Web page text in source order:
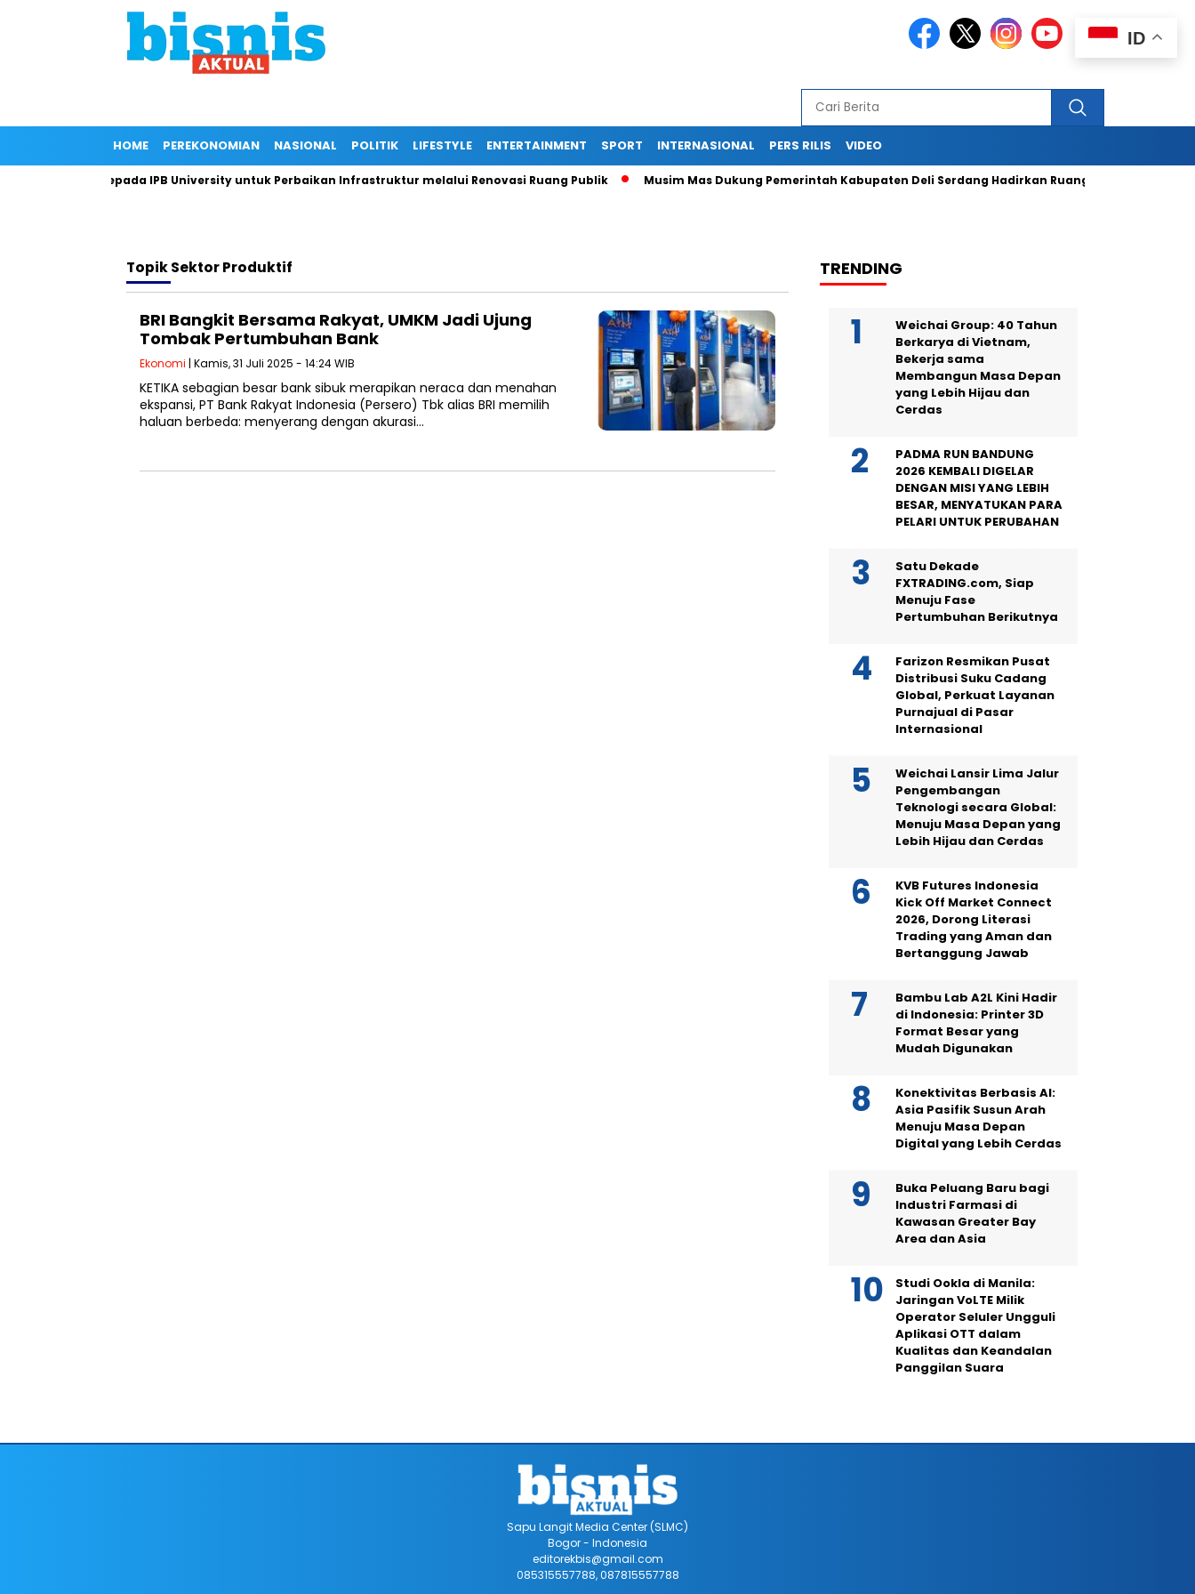
HOME PEREKONOMIAN NASIONAL POLITIK LIFESTYLE ENTERTAINMENT SPORT INTERNASIONAL PERS RILIS VIDEO
Dukungan Kepada IPB University untuk Perbaikan Infrastruktur melalui Renovasi Ruang Publik Musim Mas Dukung Pemerintah Kabupaten Deli Serdang Hadirkan Ruang Publik Bersama
TopikSektor Produktif
BRI Bangkit Bersama Rakyat, UMKM Jadi Ujung
Tombak Pertumbuhan Bank
Ekonomi | Kamis, 31 Juli 2025 - 14:24 WIB
KETIKA sebagian besar bank sibuk merapikan neraca dan menahan
ekspansi, PT Bank Rakyat Indonesia (Persero) Tbk alias BRI memilih
haluan berbeda: menyerang dengan akurasi…
TRENDING
Weichai Group: 40 Tahun
Berkarya di Vietnam,
Bekerja sama
Membangun Masa Depan
yang Lebih Hijau dan
Cerdas
PADMA RUN BANDUNG
2026 KEMBALI DIGELAR
DENGAN MISI YANG LEBIH
BESAR, MENYATUKAN PARA
PELARI UNTUK PERUBAHAN
Satu Dekade
FXTRADING.com, Siap
Menuju Fase
Pertumbuhan Berikutnya
Farizon Resmikan Pusat
Distribusi Suku Cadang
Global, Perkuat Layanan
Purnajual di Pasar
Internasional
Weichai Lansir Lima Jalur
Pengembangan
Teknologi secara Global:
Menuju Masa Depan yang
Lebih Hijau dan Cerdas
KVB Futures Indonesia
Kick Off Market Connect
2026, Dorong Literasi
Trading yang Aman dan
Bertanggung Jawab
Bambu Lab A2L Kini Hadir
di Indonesia: Printer 3D
Format Besar yang
Mudah Digunakan
Konektivitas Berbasis AI:
Asia Pasifik Susun Arah
Menuju Masa Depan
Digital yang Lebih Cerdas
Buka Peluang Baru bagi
Industri Farmasi di
Kawasan Greater Bay
Area dan Asia
Studi Ookla di Manila:
Jaringan VoLTE Milik
Operator Seluler Ungguli
Aplikasi OTT dalam
Kualitas dan Keandalan
Panggilan Suara
ID
Sapu Langit Media Center (SLMC)
Bogor - Indonesia
editorekbis@gmail.com
085315557788, 087815557788